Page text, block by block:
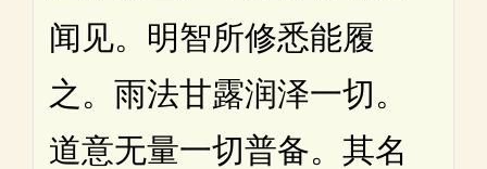
闻见。明智所修悉能履
之。雨法甘露润泽一切。
道意无量一切普备。其名